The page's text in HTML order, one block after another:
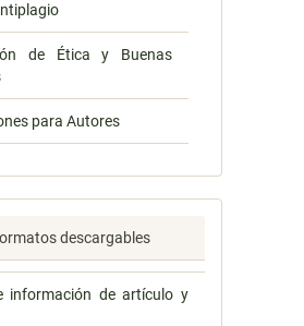
de Ética y Buenas
para Autores
descargables
información de artículo y